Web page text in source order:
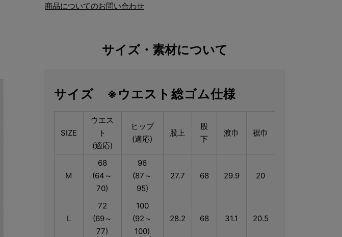
商品についてのお問い合わせ
サイズ・素材について
サイズ ※ウエスト総ゴム仕様
SIZE
ウエス
ト
(適応)
ヒップ
(適応)
股上
股
下
渡巾 裾巾
M
68
(64～
70)
96
(87～
95)
27.7 68 29.9 20
L
72
(69～
77)
100
(92～
100)
28.2 68 31.1 20.5